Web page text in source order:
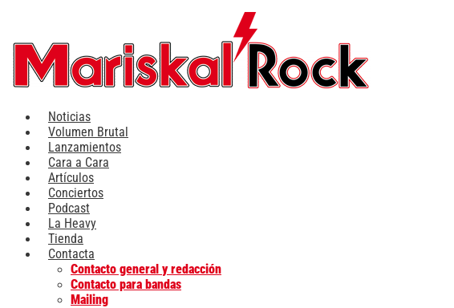
contenido
Noticias
Volumen Brutal
Lanzamientos
Cara a Cara
Artículos
Conciertos
Podcast
La Heavy
Tienda
Contacta
Contacto general y redacción
Contacto para bandas
Mailing